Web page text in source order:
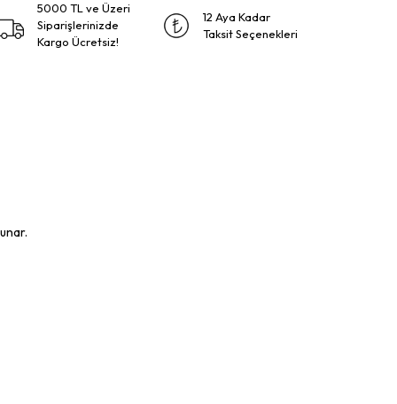
5000 TL ve Üzeri
Siparişlerinizde
Kargo Ücretsiz!
12 Aya Kadar
Taksit Seçenekleri